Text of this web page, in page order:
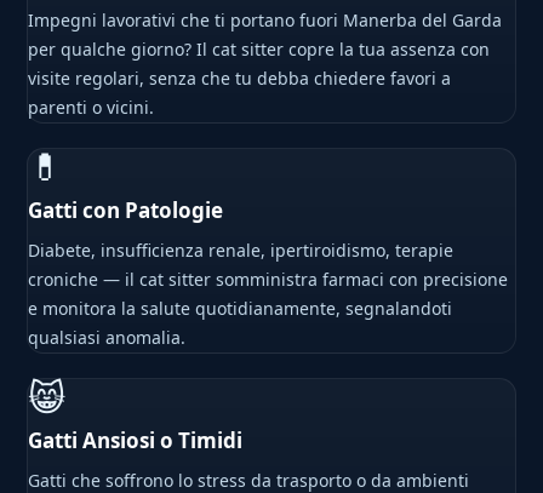
Impegni lavorativi che ti portano fuori Manerba del Garda
per qualche giorno? Il cat sitter copre la tua assenza con
visite regolari, senza che tu debba chiedere favori a
parenti o vicini.
💊
Gatti con Patologie
Diabete, insufficienza renale, ipertiroidismo, terapie
croniche — il cat sitter somministra farmaci con precisione
e monitora la salute quotidianamente, segnalandoti
qualsiasi anomalia.
😸
Gatti Ansiosi o Timidi
Gatti che soffrono lo stress da trasporto o da ambienti